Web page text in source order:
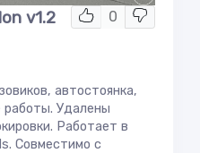
0
v1.2
автостоянка,
Удалены
Работает в
Совместимо с